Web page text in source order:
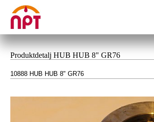
Produktdetalj HUB HUB 8" GR76
10888 HUB HUB 8" GR76